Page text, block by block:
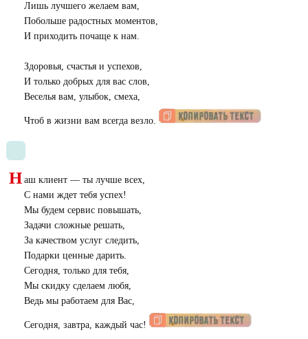
Лишь лучшего желаем вам,
Побольше радостных моментов,
И приходить почаще к нам.
Здоровья, счастья и успехов,
И только добрых для вас слов,
Веселья вам, улыбок, смеха,
Чтоб в жизни вам всегда везло.
Н аш клиент — ты лучше всех,
С нами ждет тебя успех!
Мы будем сервис повышать,
Задачи сложные решать,
За качеством услуг следить,
Подарки ценные дарить.
Сегодня, только для тебя,
Мы скидку сделаем любя,
Ведь мы работаем для Вас,
Сегодня, завтра, каждый час!